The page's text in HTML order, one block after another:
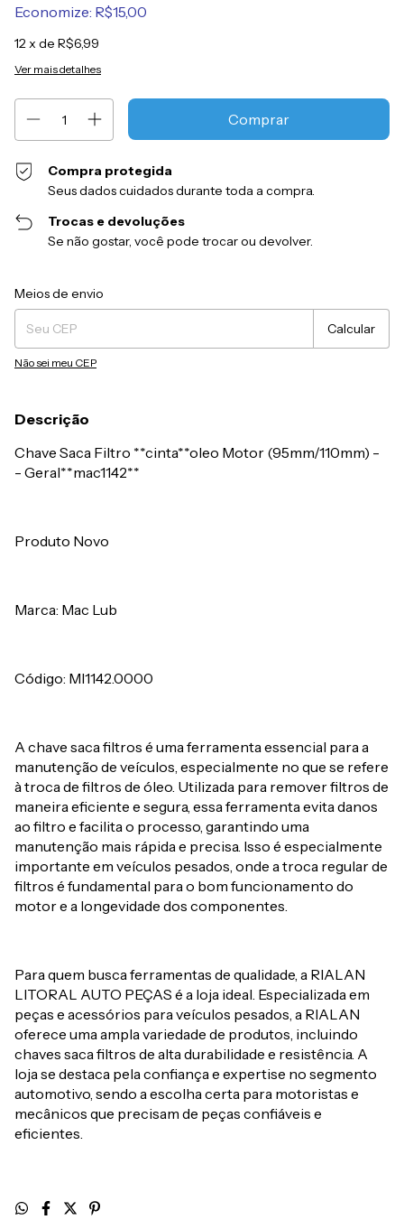
Economize: R$15,00
12x de R$6,99
Ver mais detalhes
Compra protegida
Seus dados cuidados durante toda a compra.
Trocas e devoluções
Se não gostar, você pode trocar ou devolver.
Entregas para o CEP:
Meios de envio
Calcular
Não sei meu CEP
Descrição
Chave Saca Filtro **cinta**oleo Motor (95mm/110mm) -
- Geral**mac1142**
Produto Novo
Marca: Mac Lub
Código: Ml1142.0000
A chave saca filtros é uma ferramenta essencial para a
manutenção de veículos, especialmente no que se refere
à troca de filtros de óleo. Utilizada para remover filtros de
maneira eficiente e segura, essa ferramenta evita danos
ao filtro e facilita o processo, garantindo uma
manutenção mais rápida e precisa. Isso é especialmente
importante em veículos pesados, onde a troca regular de
filtros é fundamental para o bom funcionamento do
motor e a longevidade dos componentes.
Para quem busca ferramentas de qualidade, a RIALAN
LITORAL AUTO PEÇAS é a loja ideal. Especializada em
peças e acessórios para veículos pesados, a RIALAN
oferece uma ampla variedade de produtos, incluindo
chaves saca filtros de alta durabilidade e resistência. A
loja se destaca pela confiança e expertise no segmento
automotivo, sendo a escolha certa para motoristas e
mecânicos que precisam de peças confiáveis e
eficientes.